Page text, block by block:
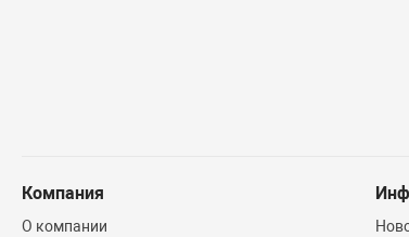
Компания
О компании